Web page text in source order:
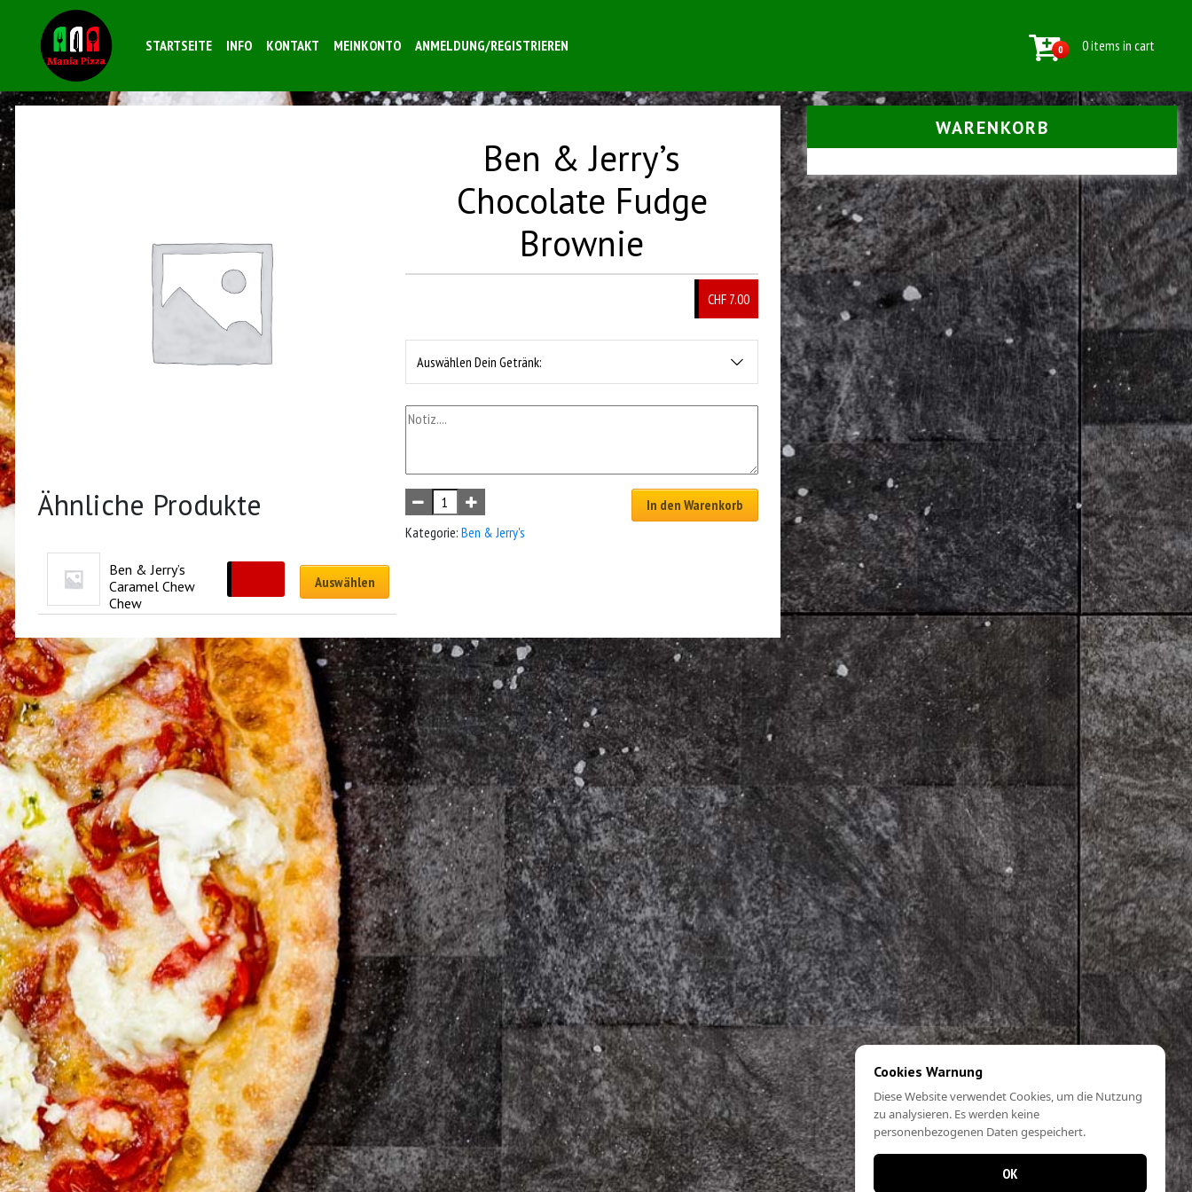
STARTSEITE INFO KONTAKT MEINKONTO ANMELDUNG/REGISTRIEREN 0 0 items in cart
Ben & Jerry’s
Chocolate Fudge
Brownie
CHF 7.00
Auswählen Dein Getränk:
In den Warenkorb
Kategorie: Ben & Jerry's
Ähnliche Produkte
Ben & Jerry’s
Caramel Chew
Chew
Auswählen
WARENKORB
Cookies Warnung
Diese Website verwendet Cookies, um die Nutzung
zu analysieren. Es werden keine
personenbezogenen Daten gespeichert.
OK